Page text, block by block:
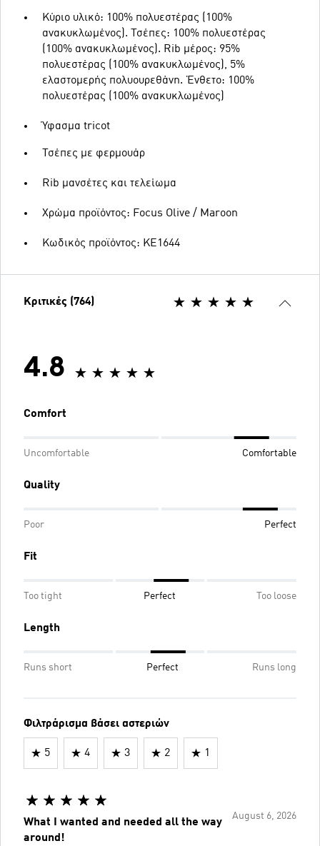
Κύριο υλικό: 100% πολυεστέρας (100%
ανακυκλωμένος). Τσέπες: 100% πολυεστέρας
(100% ανακυκλωμένος). Rib μέρος: 95%
πολυεστέρας (100% ανακυκλωμένος), 5%
ελαστομερής πολυουρεθάνη. Ένθετο: 100%
πολυεστέρας (100% ανακυκλωμένος)
Ύφασμα tricot
Τσέπες με φερμουάρ
Rib μανσέτες και τελείωμα
Χρώμα προϊόντος: Focus Olive / Maroon
Κωδικός προϊόντος: KE1644
Κριτικές (764)
4.8
Comfort
Uncomfortable Comfortable
Quality
Poor Perfect
Fit
Too tight Perfect Too loose
Length
Runs short Perfect Runs long
Φιλτράρισμα βάσει αστεριών
5 4 3 2 1
August 6, 2026
What I wanted and needed all the way
around!